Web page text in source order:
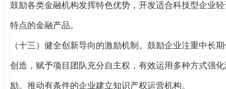
鼓励各类金融机构发挥特色优势，开发适合科技型企业
特点的金融产品。
（十三）健全创新导向的激励机制。鼓励企业注重中长
创造，赋予项目团队充分自主权，有效运用多种方式强化
励。推动有条件的企业建立知识产权运营机构。